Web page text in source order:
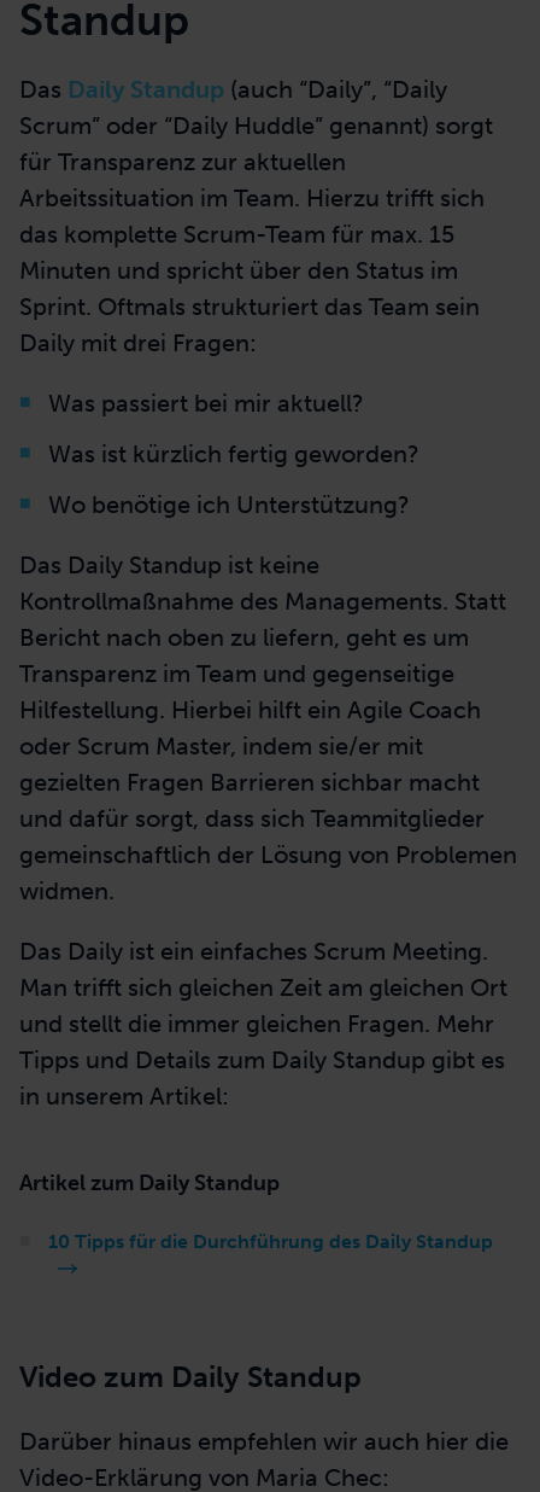
Standup
Das Daily Standup (auch “Daily”, “Daily
Scrum” oder “Daily Huddle” genannt) sorgt
für Transparenz zur aktuellen
Arbeitssituation im Team. Hierzu trifft sich
das komplette Scrum-Team für max. 15
Minuten und spricht über den Status im
Sprint. Oftmals strukturiert das Team sein
Daily mit drei Fragen:
Was passiert bei mir aktuell?
Was ist kürzlich fertig geworden?
Wo benötige ich Unterstützung?
Das Daily Standup ist keine
Kontrollmaßnahme des Managements. Statt
Bericht nach oben zu liefern, geht es um
Transparenz im Team und gegenseitige
Hilfestellung. Hierbei hilft ein Agile Coach
oder Scrum Master, indem sie/er mit
gezielten Fragen Barrieren sichbar macht
und dafür sorgt, dass sich Teammitglieder
gemeinschaftlich der Lösung von Problemen
widmen.
Das Daily ist ein einfaches Scrum Meeting.
Man trifft sich gleichen Zeit am gleichen Ort
und stellt die immer gleichen Fragen. Mehr
Tipps und Details zum Daily Standup gibt es
in unserem Artikel:
Artikel zum Daily Standup
10 Tipps für die Durchführung des Daily Standup
Video zum Daily Standup
Darüber hinaus empfehlen wir auch hier die
Video-Erklärung von Maria Chec: